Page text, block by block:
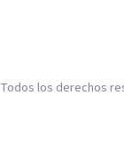
los derechos